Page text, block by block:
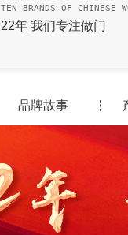
TEN BRANDS OF CHINESE
22年 我们专注做门
品牌故事